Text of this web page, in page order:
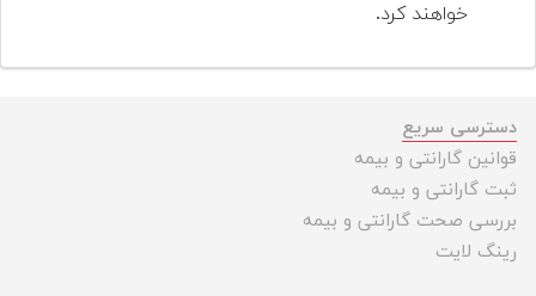
خواهند کرد.
دسترسی سریع
قوانین گارانتی و بیمه
ثبت گارانتی و بیمه
بررسی صحت گارانتی و بیمه
رینگ لایت